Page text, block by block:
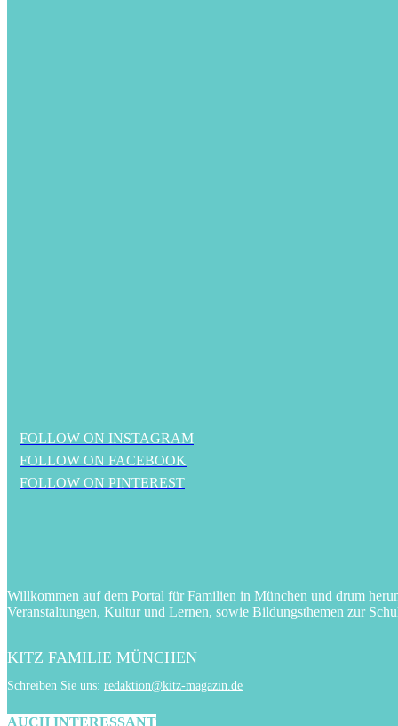
FOLLOW ON INSTAGRAM
FOLLOW ON FACEBOOK
FOLLOW ON PINTEREST
Willkommen auf dem Portal für Familien in München und drum
Veranstaltungen, Kultur und Lernen, sowie Bildungsthemen zur
KITZ FAMILIE MÜNCHEN
Schreiben Sie uns: redaktion@kitz-magazin.de
AUCH INTERESSANT